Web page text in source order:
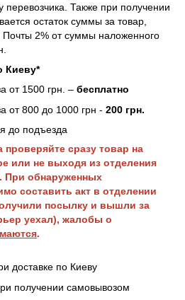
перевозчика. Также при получении
остаток суммы за товар,
Почты 2% от суммы наложенного
Киеву*
от 1500 грн. – бесплатно
от 800 до 1000 грн - 200 грн.
до подъезда
сразу товар на
или не выходя из отделения
При обнаруженных
составить акт в отделении
посылку и вышли за
уехал), жалобы о
.
доставке по Киеву
получении самовывозом